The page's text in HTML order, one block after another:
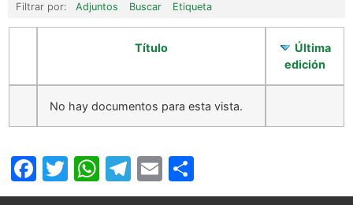
Filtrar por:
Adjuntos Buscar Etiqueta
Título
Última
edición
No hay documentos para esta vista.
Facebook
Twitter
WhatsApp
Telegram
Email